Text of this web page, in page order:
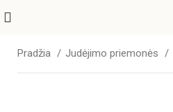
Pradžia Judėjimo priemonės